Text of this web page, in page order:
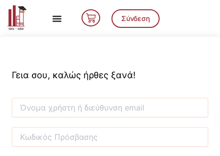
Μετάβαση
περιεχόμενο
Cart Σύνδεση
Γεια σου, καλώς ήρθες ξανά!